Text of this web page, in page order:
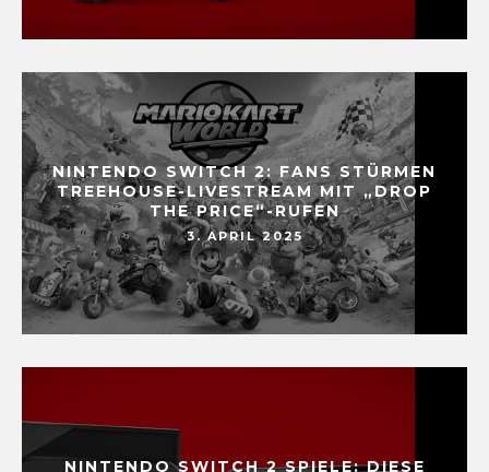
NINTENDO SWITCH 2: FANS STÜRMEN
TREEHOUSE-LIVESTREAM MIT „DROP
THE PRICE“-RUFEN
3. APRIL 2025
NINTENDO SWITCH 2 SPIELE: DIESE